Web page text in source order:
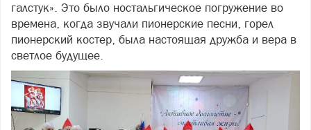
галстук». Это было ностальгическое погружение во
времена, когда звучали пионерские песни, горел
пионерский костер, была настоящая дружба и вера в
светлое будущее.